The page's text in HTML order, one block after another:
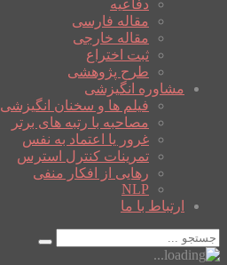
دفاعیه
مقاله فارسی
مقاله خارجی
ثبت اختراع
طرح پژوهشی
مشاوره انگیزشی
فیلم ها و سخنان انگیزشی
مصاحبه با رتبه های برتر
غرور یا اعتماد به نفس
تمرینات کنترل استرس
رهایی از افکار منفی
NLP
ارتباط با ما